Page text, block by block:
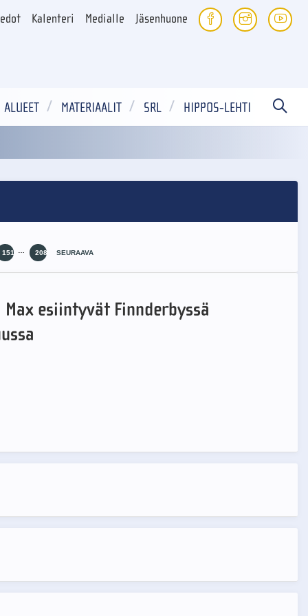
Kalenteri Medialle Jäsenhuone
ALUEET MATERIAALIT SRL HIPPOS-LEHTI
151 … 208 SEURAAVA
Max esiintyvät Finnderbyssä